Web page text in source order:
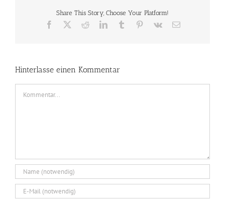
Share This Story, Choose Your Platform!
Facebook RedditLinkedInTumblr Pinterest
Vk
E-
Hinterlasse einen Kommentar